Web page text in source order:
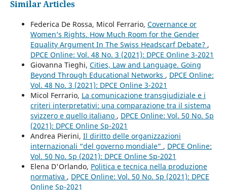
Similar Articles
Federica De Rossa, Micol Ferrario, Covernance or
Women’s Rights. How Much Room for the Gender
Equality Argument In The Swiss Headscarf Debate? ,
DPCE Online: Vol. 48 No. 3 (2021): DPCE Online 3-2021
Giovanna Tieghi, Cities, Law and Language. Going
Beyond Through Educational Networks , DPCE Online:
Vol. 48 No. 3 (2021): DPCE Online 3-2021
Micol Ferrario, La comunicazione transgiudiziale e i
criteri interpretativi: una comparazione tra il sistema
svizzero e quello italiano , DPCE Online: Vol. 50 No. Sp
(2021): DPCE Online Sp-2021
Andrea Pierini, Il diritto delle organizzazioni
internazionali “del governo mondiale” , DPCE Online:
Vol. 50 No. Sp (2021): DPCE Online Sp-2021
Elena D'Orlando, Politica e tecnica nella produzione
normativa , DPCE Online: Vol. 50 No. Sp (2021): DPCE
Online Sp-2021